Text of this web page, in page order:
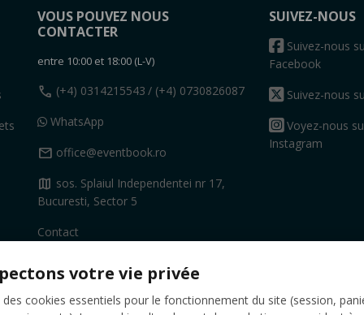
VOUS POUVEZ NOUS
CONTACTER
entre 10:00 et 18:00 (L-V)
call (+4) 0314215543 / (+4) 0730826087
WhatsApp
mail office@eventbook.ro
map sos. Splaiul Independentei nr 17,
Bucuresti, Sector 5
Contact
SUIVEZ-NOUS
Suivez-nous
Facebook
Suivez-nous
Voyez-nous
Instagram
votre vie privée
cookies essentiels pour le fonctionnement du site (session,